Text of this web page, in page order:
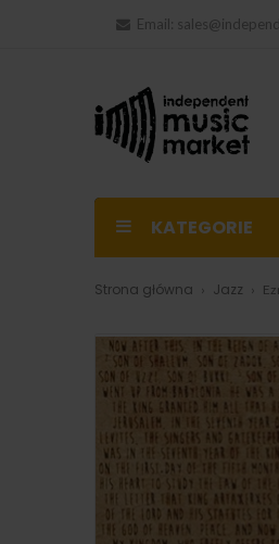
Email:
KATEGORIE
Strona główna Jazz